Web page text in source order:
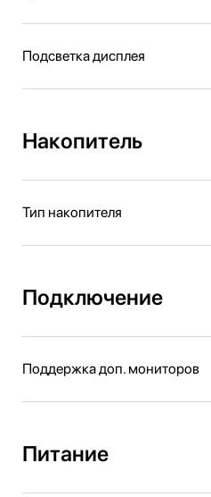
Подсветка дисплея
Накопитель
Тип накопителя
Подключение
Поддержка доп. мониторов
Питание